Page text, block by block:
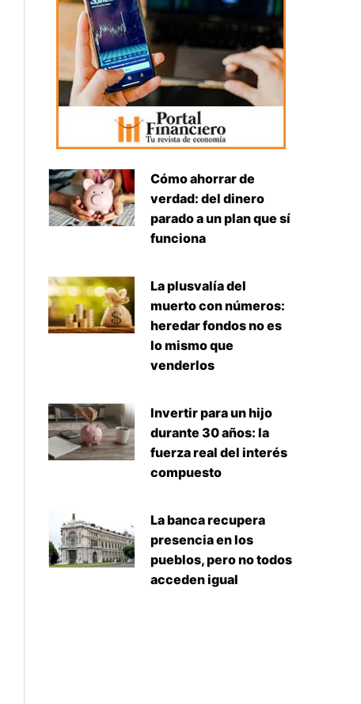
Cómo ahorrar de
verdad: del dinero
parado a un plan que sí
funciona
La plusvalía del
muerto con números:
heredar fondos no es
lo mismo que
venderlos
Invertir para un hijo
durante 30 años: la
fuerza real del interés
compuesto
La banca recupera
presencia en los
pueblos, pero no todos
acceden igual